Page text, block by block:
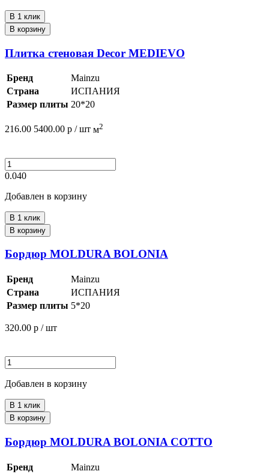
В 1 клик
В корзину
Плитка стеновая Decor MEDIEVO
Бренд
Mainzu
Страна
ИСПАНИЯ
Размер плиты 20*20
216.00 5400.00 р / шт м2
0.040
Добавлен в корзину
В 1 клик
В корзину
Бордюр MOLDURA BOLONIA
Бренд
Mainzu
Страна
ИСПАНИЯ
Размер плиты 5*20
320.00 р / шт
Добавлен в корзину
В 1 клик
В корзину
Бордюр MOLDURA BOLONIA COTTO
Бренд
Mainzu